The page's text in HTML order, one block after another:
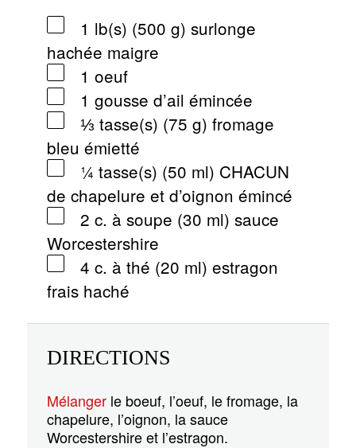
1 lb(s) (500 g) surlonge
hachée maigre
1 oeuf
1 gousse d’ail émincée
⅓ tasse(s) (75 g) fromage
bleu émietté
¼ tasse(s) (50 ml) CHACUN
de chapelure et d’oignon émincé
2 c. à soupe (30 ml) sauce
Worcestershire
4 c. à thé (20 ml) estragon
frais haché
DIRECTIONS
Mélanger le boeuf, l’oeuf, le fromage, la
chapelure, l’oignon, la sauce
Worcestershire et l’estragon.